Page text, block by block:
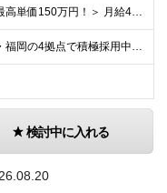
＜前職給与を保証！最高単価150万円！＞ 月給40万円～120万円+賞与 ◎入社した全員が年収UPしています！平均161万円UP！ ※経験・能力などを考慮の上、決定します。 ※上記給与には、月30
東京・大阪・名古屋・福岡の4拠点で積極採用中。 ※転居を伴う転勤はなし。U・Iターン大歓迎！ ※本社または各拠点近郊のプロジェクト先での勤務となります。 ※プロジェクトにより、フルリモート相談可 【
検討中に入れる